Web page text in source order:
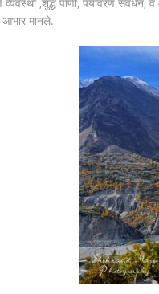
व्यवस्था ,शुद्ध पाणी, पर्यावरण
मानले.